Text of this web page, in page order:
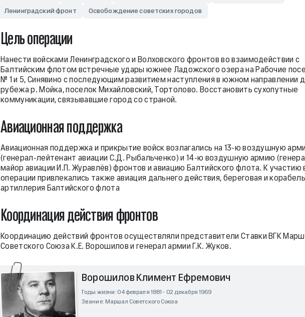
Ленинградский фронт
Освобождение советских городов
Цель операции
Нанести войсками Ленинградского и Волховского фронтов во взаимодействии с
Балтийским флотом встречные удары южнее Ладожского озера на Рабочие
№ 1 и 5, Синявино с последующим развитием наступления в южном направлении
рубежа р. Мойка, поселок Михайловский, Тортолово. Восстановить сухопутные
коммуникации, связывавшие город со страной.
Авиационная поддержка
Авиационная поддержка и прикрытие войск возлагались на 13-ю воздушную
(генерал-лейтенант авиации С.Д. Рыбальченко) и 14-ю воздушную армию
майор авиации И.П. Журавлёв) фронтов и авиацию Балтийского флота. К участию
операции привлекались также авиация дальнего действия, береговая и
артиллерия Балтийского флота
Координация действия фронтов
Координацию действий фронтов осуществляли представители Ставки ВГК
Советского Союза К.Е. Ворошилов и генерал армии Г.К. Жуков.
Ворошилов Климент Ефремович
Годы жизни: 04 февраля 1881 - 02 декабря 1969
Звание: Маршал Советского Союза